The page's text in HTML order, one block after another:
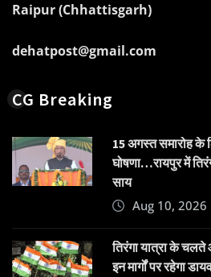
Raipur (Chhattisgarh)
dehatpost@gmail.com
CG Breaking
15 अगस्त समारोह के
घोषणा…रायपुर में
साय
Aug 10, 2026
तिरंगा यात्रा के
इन मार्गों पर रहेगा